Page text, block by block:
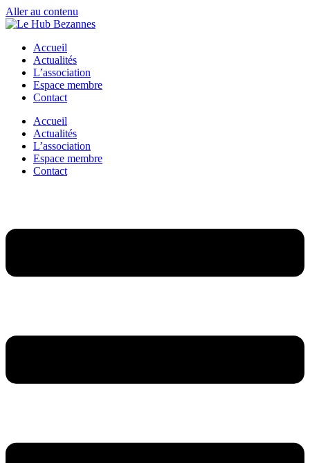
Aller au contenu
Accueil
Actualités
L’association
Espace membre
Contact
Accueil
Actualités
L’association
Espace membre
Contact